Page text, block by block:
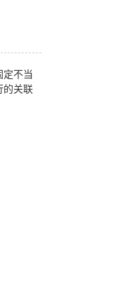
定不当
的关联